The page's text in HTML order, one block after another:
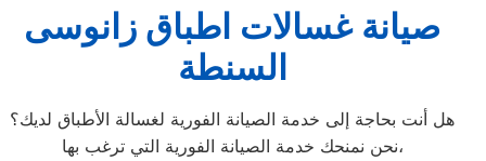
صيانة غسالات اطباق زانوسى
السنطة
هل أنت بحاجة إلى خدمة الصيانة الفورية لغسالة الأطباق لديك؟
نحن نمنحك خدمة الصيانة الفورية التي ترغب بها،